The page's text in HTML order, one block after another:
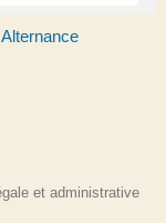
Alternance
et administrative